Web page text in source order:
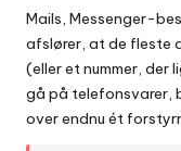
Mails, Messenger-
afslører, at de fleste
(eller et nummer, der
gå på telefonsvarer,
over endnu ét